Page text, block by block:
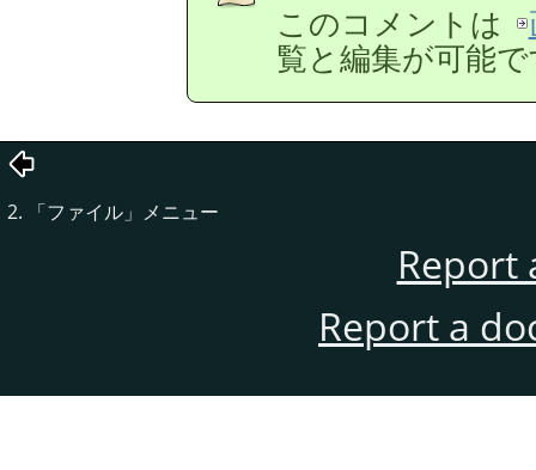
このコメントは
覧と編集が可能
2. 「ファイル 」 メニュー
Report
Report a